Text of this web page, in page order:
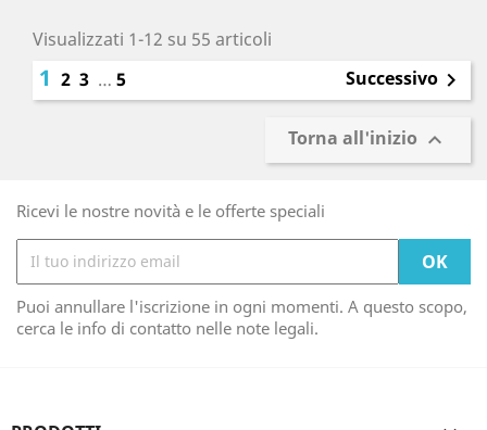
Visualizzati 1-12 su 55 articoli
1 2 3 … 5 Successivo 
Torna all'inizio 
Ricevi le nostre novità e le offerte speciali
Puoi annullare l'iscrizione in ogni momenti. A questo scopo,
cerca le info di contatto nelle note legali.